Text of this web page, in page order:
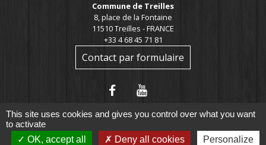
Commune de Treilles
8, place de la Fontaine
11510 Treilles - FRANCE
+33 4 68 45 71 81
Contact par formulaire
This site uses cookies and gives you control over what you want
to activate
OK, accept all
Deny all cookies Personalize